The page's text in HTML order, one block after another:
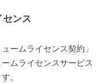
ンス
ームライセンス契約」
ムライセンスサービス
。